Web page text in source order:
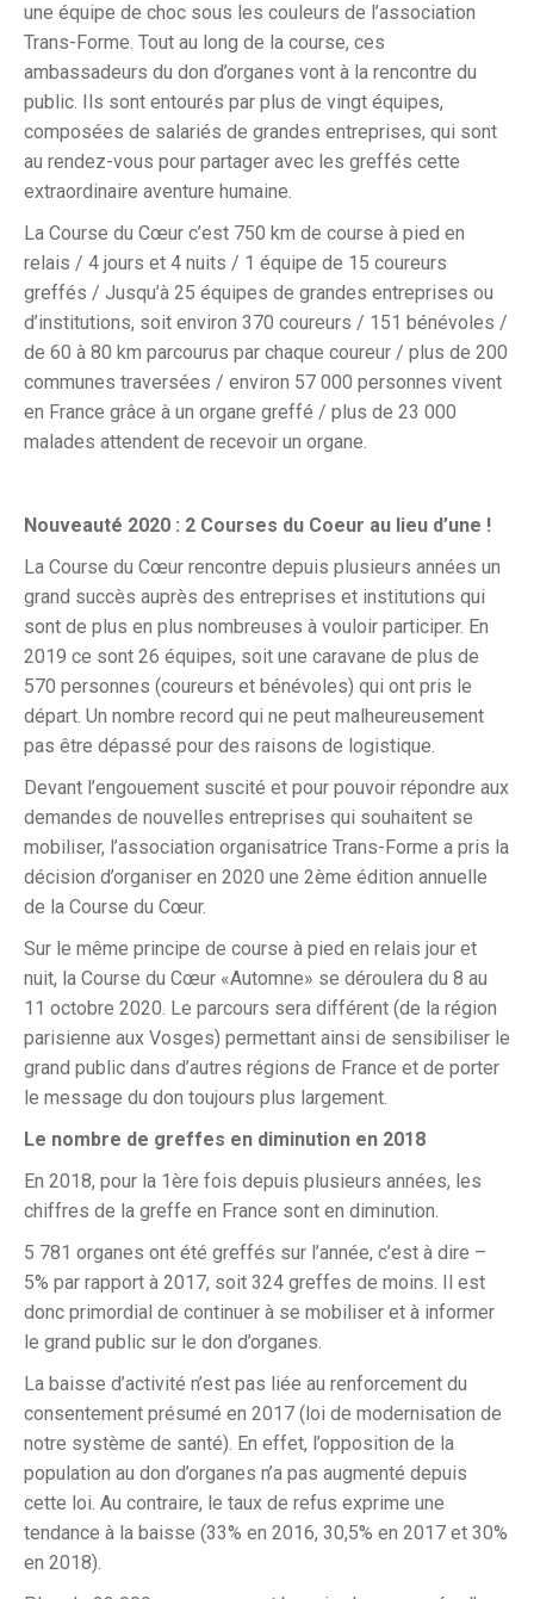
une équipe de choc sous les couleurs de l’association
Trans-Forme. Tout au long de la course, ces
ambassadeurs du don d’organes vont à la rencontre du
public. Ils sont entourés par plus de vingt équipes,
composées de salariés de grandes entreprises, qui sont
au rendez-vous pour partager avec les greffés cette
extraordinaire aventure humaine.
La Course du Cœur c’est 750 km de course à pied en
relais / 4 jours et 4 nuits / 1 équipe de 15 coureurs
greffés / Jusqu’à 25 équipes de grandes entreprises ou
d’institutions, soit environ 370 coureurs / 151 bénévoles /
de 60 à 80 km parcourus par chaque coureur / plus de 200
communes traversées / environ 57 000 personnes vivent
en France grâce à un organe greffé / plus de 23 000
malades attendent de recevoir un organe.
Nouveauté 2020 : 2 Courses du Coeur au lieu d’une !
La Course du Cœur rencontre depuis plusieurs années un
grand succès auprès des entreprises et institutions qui
sont de plus en plus nombreuses à vouloir participer. En
2019 ce sont 26 équipes, soit une caravane de plus de
570 personnes (coureurs et bénévoles) qui ont pris le
départ. Un nombre record qui ne peut malheureusement
pas être dépassé pour des raisons de logistique.
Devant l’engouement suscité et pour pouvoir répondre aux
demandes de nouvelles entreprises qui souhaitent se
mobiliser, l’association organisatrice Trans-Forme a pris la
décision d’organiser en 2020 une 2ème édition annuelle
de la Course du Cœur.
Sur le même principe de course à pied en relais jour et
nuit, la Course du Cœur «Automne» se déroulera du 8 au
11 octobre 2020. Le parcours sera différent (de la région
parisienne aux Vosges) permettant ainsi de sensibiliser le
grand public dans d’autres régions de France et de porter
le message du don toujours plus largement.
Le nombre de greffes en diminution en 2018
En 2018, pour la 1ère fois depuis plusieurs années, les
chiffres de la greffe en France sont en diminution.
5 781 organes ont été greffés sur l’année, c’est à dire –
5% par rapport à 2017, soit 324 greffes de moins. Il est
donc primordial de continuer à se mobiliser et à informer
le grand public sur le don d’organes.
La baisse d’activité n’est pas liée au renforcement du
consentement présumé en 2017 (loi de modernisation de
notre système de santé). En effet, l’opposition de la
population au don d’organes n’a pas augmenté depuis
cette loi. Au contraire, le taux de refus exprime une
tendance à la baisse (33% en 2016, 30,5% en 2017 et 30%
en 2018).